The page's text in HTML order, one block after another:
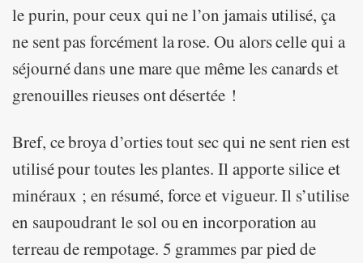
le purin, pour ceux qui ne l’on jamais utilisé, ça
ne sent pas forcément la rose. Ou alors celle qui a
séjourné dans une mare que même les canards et
grenouilles rieuses ont désertée !
Bref, ce broya d’orties tout sec qui ne sent rien est
utilisé pour toutes les plantes. Il apporte silice et
minéraux ; en résumé, force et vigueur. Il s’utilise
en saupoudrant le sol ou en incorporation au
terreau de rempotage. 5 grammes par pied de